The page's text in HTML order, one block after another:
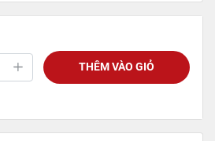
THÊM VÀO GIỎ